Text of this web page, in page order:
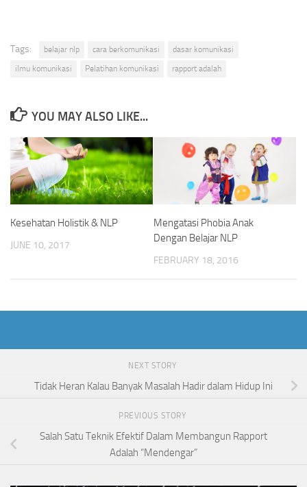
Tags: belajar nlp cara berkomunikasi
dasar komunikasi
ilmu komunikasi
Pelatihan komunikasi rapport adalah
YOU MAY ALSO LIKE...
Kesehatan Holistik & NLP
JUNE 10, 2017
Mengatasi Phobia Anak
Dengan Belajar NLP
FEBRUARY 18, 2016
NEXT STORY
Tidak Heran Kalau Banyak Masalah Hadir dalam Hidup Ini
PREVIOUS STORY
Salah Satu Teknik Efektif Dalam Membangun Rapport
Adalah “Mendengar”